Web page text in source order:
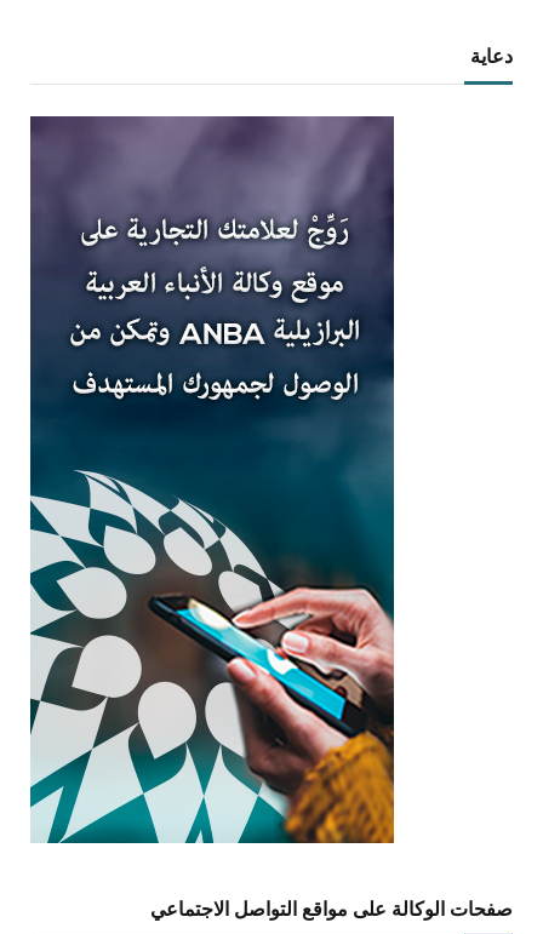
دعاية
صفحات الوكالة على مواقع التواصل الاجتماعي